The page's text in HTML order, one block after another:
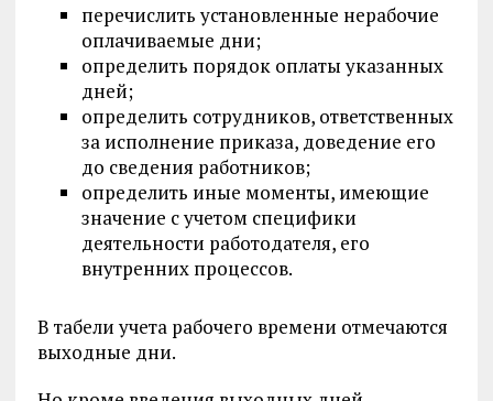
перечислить установленные нерабочие
оплачиваемые дни;
определить порядок оплаты указанных
дней;
определить сотрудников, ответственных
за исполнение приказа, доведение его
до сведения работников;
определить иные моменты, имеющие
значение с учетом специфики
деятельности работодателя, его
внутренних процессов.
В табели учета рабочего времени отмечаются
выходные дни.